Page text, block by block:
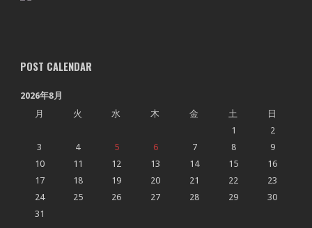
POST CALENDAR
2026年8月
月
火 水 木 金 土
日
1
2
3
4 5 6 7 8
9
10
11 12 13 14 15
16
17
18 19 20 21 22
23
24
25 26 27 28 29
30
31